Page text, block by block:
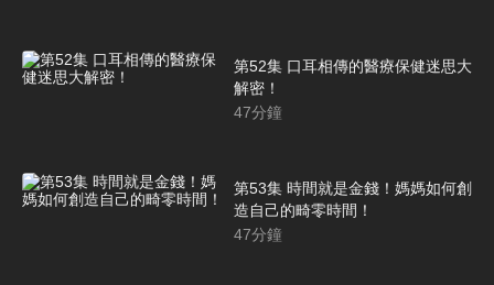
第52集 口耳相傳的醫療保健迷思大
解密！
47分鐘
第53集 時間就是金錢！媽媽如何創
造自己的畸零時間！
47分鐘